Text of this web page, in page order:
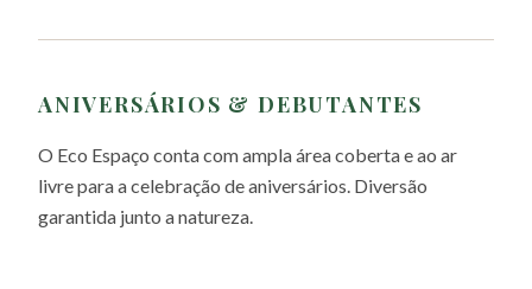
ANIVERSÁRIOS & DEBUTANTES
O Eco Espaço conta com ampla área coberta e ao ar
livre para a celebração de aniversários. Diversão
garantida junto a natureza.
Decline
Accept